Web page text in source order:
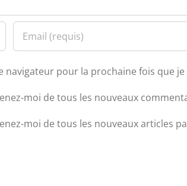
navigateur pour la prochaine fois que
moi de tous les nouveaux
moi de tous les nouveaux articles